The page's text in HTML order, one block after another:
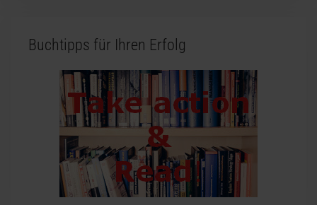
Buchtipps für Ihren Erfolg